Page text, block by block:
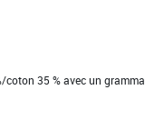
35 % avec un